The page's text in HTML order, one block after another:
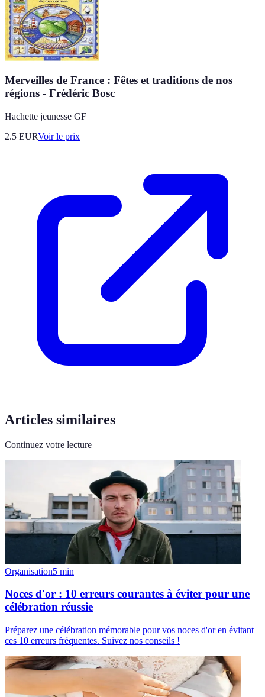
Merveilles de France : Fêtes et traditions de nos
régions - Frédéric Bosc
Hachette jeunesse GF
2.5 EURVoir le prix
Articles similaires
Continuez votre lecture
Organisation5 min
Noces d'or : 10 erreurs courantes à éviter pour une
célébration réussie
Préparez une célébration mémorable pour vos noces d'or en évitant
ces 10 erreurs fréquentes. Suivez nos conseils !